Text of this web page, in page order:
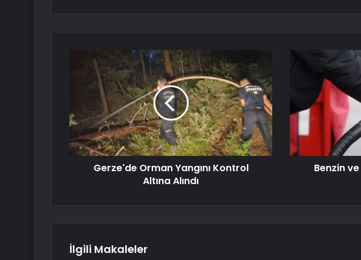
Gerze'de Orman Yangını Kontrol
Altına Alındı
Benzin
İlgili Makaleler